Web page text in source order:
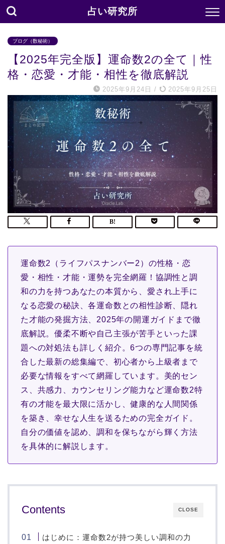
占い研究所
ブログ（数秘術）
【2025年完全版】運命数2の全て｜性
格・恋愛・才能・相性を徹底解説
2025年9月24日 / 2025年9月25日
運命数2（ライフパスナンバー2）の性格・恋
愛・相性・才能・運勢を完全網羅！協調性と調
和の力を持つあなたの本質から、愛され上手に
なる恋愛の秘訣、各運命数との相性診断、隠れ
た才能の発掘方法、2025年の開運ガイドまで徹
底解説。優柔不断や自己主張が苦手といった課
題への対処法も詳しく紹介。6つの専門記事を統
合した最新の総集編で、初心者から上級者まで
必要な情報をすべて網羅しています。美的セン
ス、共感力、カウンセリング能力など運命数2特
有の才能を最大限に活かし、健康的な人間関係
を築き、幸せな人生を送るための完全ガイド。
自分の価値を認め、調和を保ちながら輝く方法
を具体的に解説します。
CLOSE
Contents
はじめに：運命数2が持つ美しい調和の力